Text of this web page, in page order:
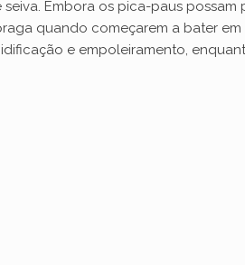
seiva. Embora os pica-paus
quando começarem a bater
e empoleiramento,